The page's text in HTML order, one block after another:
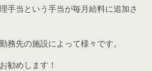
手当という手当が毎月給料に追加さ
務先の施設によって様々です。
勧めします！